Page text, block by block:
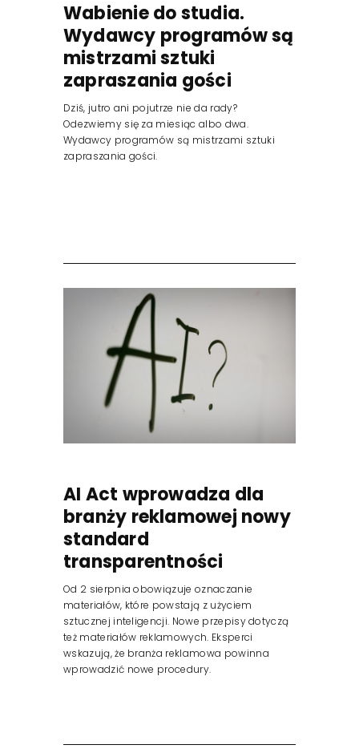
Wabienie do studia.
Wydawcy programów są
mistrzami sztuki
zapraszania gości
Dziś, jutro ani pojutrze nie da rady?
Odezwiemy się za miesiąc albo dwa.
Wydawcy programów są mistrzami sztuki
zapraszania gości.
AI Act wprowadza dla
branży reklamowej nowy
standard
transparentności
Od 2 sierpnia obowiązuje oznaczanie
materiałów, które powstają z użyciem
sztucznej inteligencji. Nowe przepisy dotyczą
też materiałów reklamowych. Eksperci
wskazują, że branża reklamowa powinna
wprowadzić nowe procedury.